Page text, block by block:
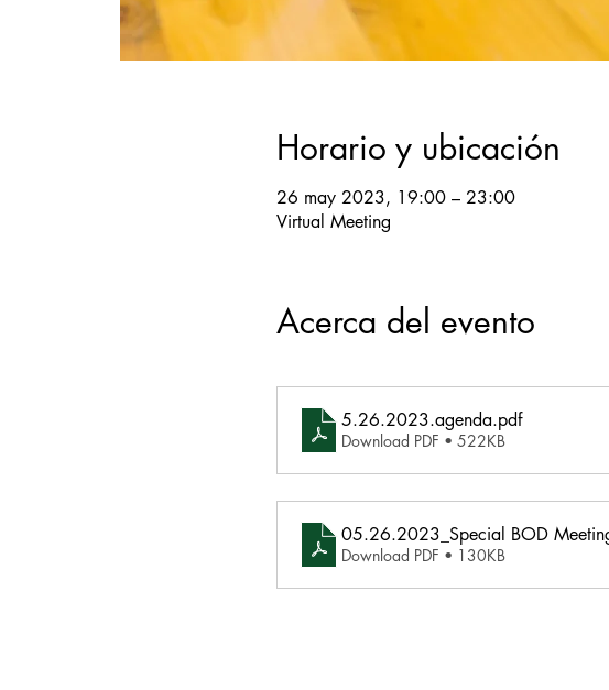
Horario y ubicación
26 may 2023, 19:00 – 23:00
Virtual Meeting
Acerca del evento
5.26.2023.agenda.pdf
Download PDF • 522KB
05.26.2023_Special BOD
Download PDF • 130KB